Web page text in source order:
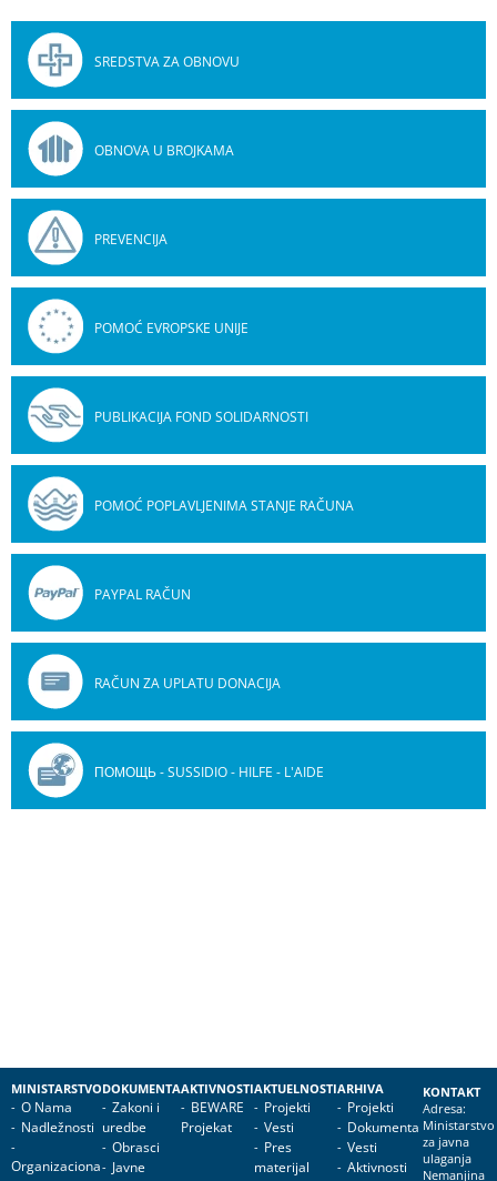
SREDSTVA ZA OBNOVU
OBNOVA U BROJKAMA
PREVENCIJA
POMOĆ EVROPSKE UNIJE
PUBLIKACIJA FOND SOLIDARNOSTI
POMOĆ POPLAVLJENIMA STANJE RAČUNA
PAYPAL RAČUN
RAČUN ZA UPLATU DONACIJA
ПОМОЩЬ - SUSSIDIO - HILFE - L'AIDE
MINISTARSTVO
O Nama
Nadležnosti
Organizaciona
DOKUMENTA
Zakoni i
uredbe
Obrasci
Javne
AKTIVNOSTI
BEWARE
Projekat
AKTUELNOSTI
Projekti
Vesti
Pres
materijal
ARHIVA
Projekti
Dokumenta
Vesti
Aktivnosti
KONTAKT
Adresa:
Ministarstvo
za javna
ulaganja
Nemanjina